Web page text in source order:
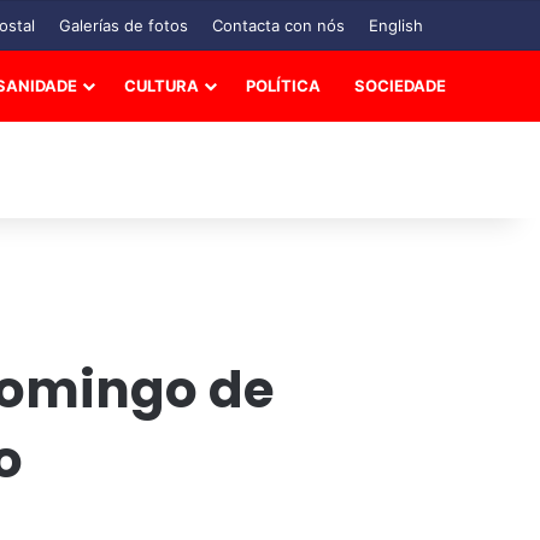
Galerías de fotos Contacta con nós English
CULTURA POLÍTICA SOCIEDADE
de